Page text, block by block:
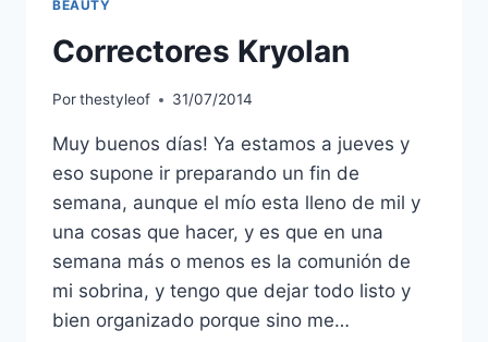
BEAUTY
Correctores Kryolan
Porthestyleof 31/07/2014
Muy buenos días! Ya estamos a jueves y
eso supone ir preparando un fin de
semana, aunque el mío esta lleno de mil y
una cosas que hacer, y es que en una
semana más o menos es la comunión de
mi sobrina, y tengo que dejar todo listo y
bien organizado porque sino me…